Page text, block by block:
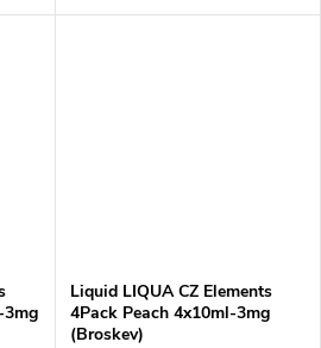
Liquid LIQUA CZ Elements
4Pack Peach 4x10ml-3mg
(Broskev)